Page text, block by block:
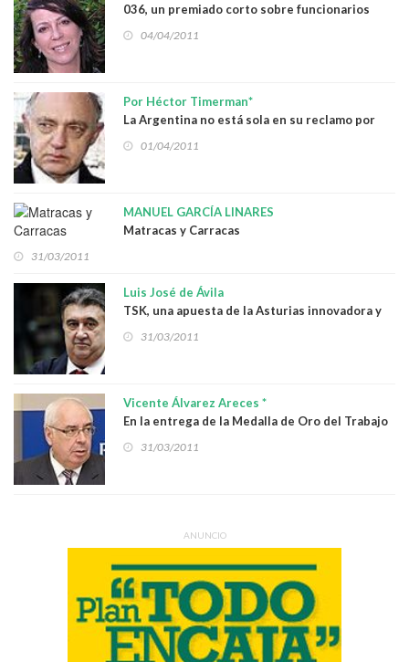
036, un premiado corto sobre funcionarios
04/04/2011
Por Héctor Timerman*
La Argentina no está sola en su reclamo por
Malvinas
01/04/2011
MANUEL GARCÍA LINARES
Matracas y Carracas
31/03/2011
Luis José de Ávila
TSK, una apuesta de la Asturias innovadora y
competitiva
31/03/2011
Vicente Álvarez Areces *
En la entrega de la Medalla de Oro del Trabajo
a Daniel Alonso Rodríguez
31/03/2011
ANUNCIO